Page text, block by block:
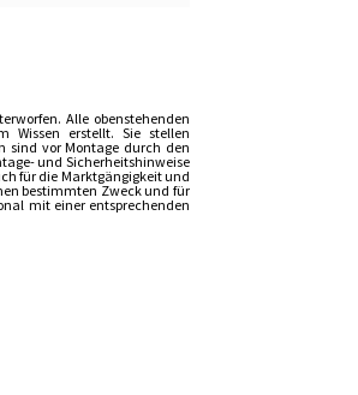
Alle obenstehenden
Wissen erstellt. Sie stellen
sind vor Montage durch den
und Sicherheitshinweise
für die Marktgängigkeit und
bestimmten Zweck und für
mit einer entsprechenden